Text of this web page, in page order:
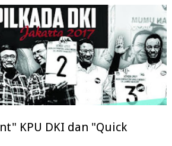
KPU DKI dan "Quick